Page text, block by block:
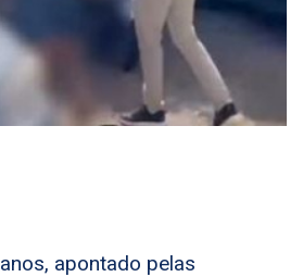
apontado pelas